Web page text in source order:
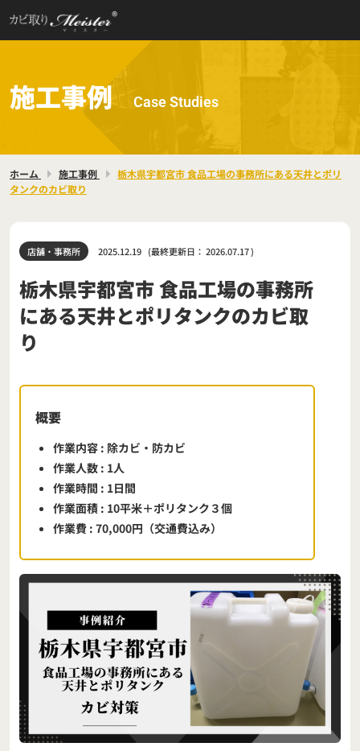
施工事例 Case Studies
ホーム 施工事例
栃木県宇都宮市 食品工場の事務所にある天井とポリ
タンクのカビ取り
店舗・事務所 2025.12.19 (最終更新日： 2026.07.17)
栃木県宇都宮市 食品工場の事務所
にある天井とポリタンクのカビ取
り
概要
作業内容 : 除カビ・防カビ
作業人数 : 1人
作業時間 : 1日間
作業面積 : 10平米＋ポリタンク３個
作業費 : 70,000円（交通費込み）